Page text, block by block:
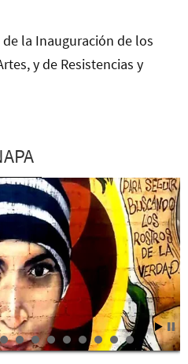
la Inauguración de los
y de Resistencias y